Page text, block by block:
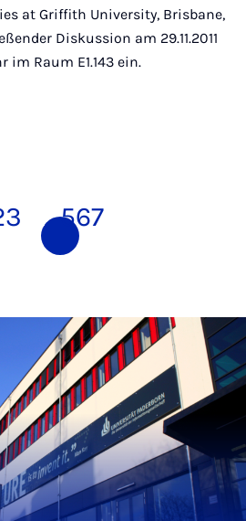
at Griffith University, Brisbane,
Diskussion am 29.11.2011
im Raum E1.143 ein.
3 4 567